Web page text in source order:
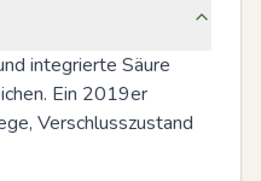
integrierte Säure
Ein 2019er
Verschlusszustand